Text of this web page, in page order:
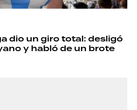
dio un giro total: desligó
y habló de un brote